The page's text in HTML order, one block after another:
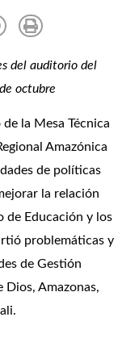
del auditorio del
octubre
la Mesa Técnica
Amazónica
de políticas
la relación
de Educación y los
problemáticas y
de Gestión
Dios, Amazonas,